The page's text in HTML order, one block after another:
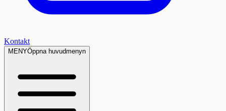
Kontakt
MENYÖppna huvudmenyn